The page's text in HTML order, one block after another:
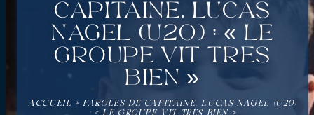
capitaine. Lucas
Nagel (U20) : « Le
groupe vit très
bien »
ACCUEIL »PAROLES DE CAPITAINE. LUCAS NAGEL (U20)
: « LE GROUPE VIT TRÈS BIEN »